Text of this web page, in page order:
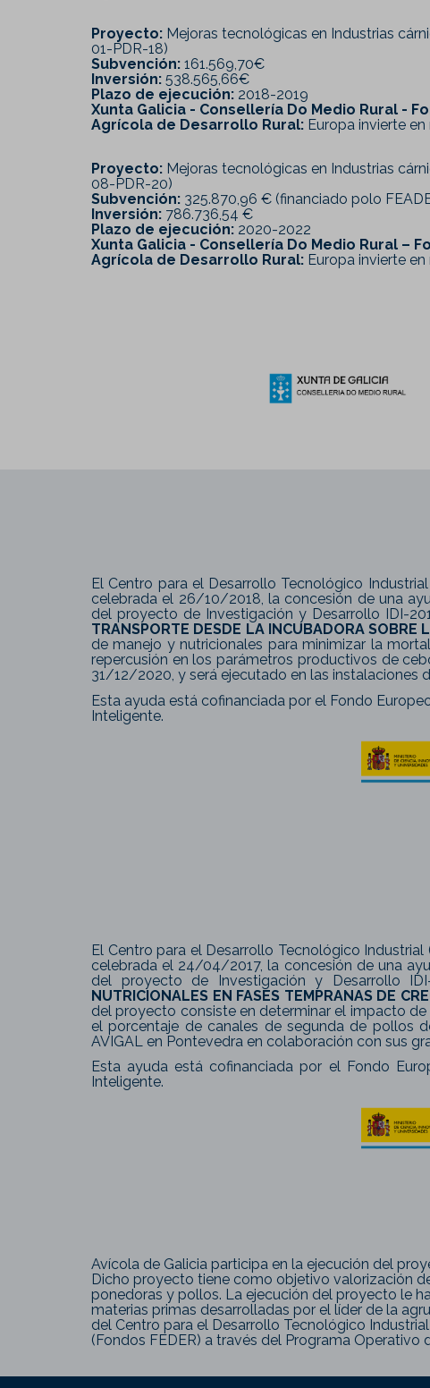
Proyecto: Mejoras tecnológicas en Industrias
01-PDR-18)
Subvención: 161.569,70€
Inversión: 538.565,66€
Plazo de ejecución: 2018-2019
Xunta Galicia - Consellería Do Medio Rural -
Agrícola de Desarrollo Rural: Europa invierte en
Proyecto: Mejoras tecnológicas en Industrias
08-PDR-20)
Subvención: 325.870,96 € (financiado polo
Inversión: 786.736,54 €
Plazo de ejecución: 2020-2022
Xunta Galicia - Consellería Do Medio Rural –
Agrícola de Desarrollo Rural: Europa invierte en
El Centro para el Desarrollo Tecnológico
celebrada el 26/10/2018, la concesión de una
del proyecto de Investigación y Desarrollo IDI-
TRANSPORTE DESDE LA INCUBADORA SOBRE
de manejo y nutricionales para minimizar la
repercusión en los parámetros productivos de
31/12/2020, y será ejecutado en las instalaciones
Esta ayuda está cofinanciada por el Fondo
Inteligente.
El Centro para el Desarrollo Tecnológico
celebrada el 24/04/2017, la concesión de una
del proyecto de Investigación y Desarrollo
NUTRICIONALES EN FASES TEMPRANAS DE
del proyecto consiste en determinar el impacto
el porcentaje de canales de segunda de pollos
AVIGAL en Pontevedra en colaboración con sus
Esta ayuda está cofinanciada por el Fondo
Inteligente.
Avícola de Galicia participa en la ejecución del
Dicho proyecto tiene como objetivo valorización
ponedoras y pollos. La ejecución del proyecto le
materias primas desarrolladas por el líder de la
del Centro para el Desarrollo Tecnológico
(Fondos FEDER) a través del Programa